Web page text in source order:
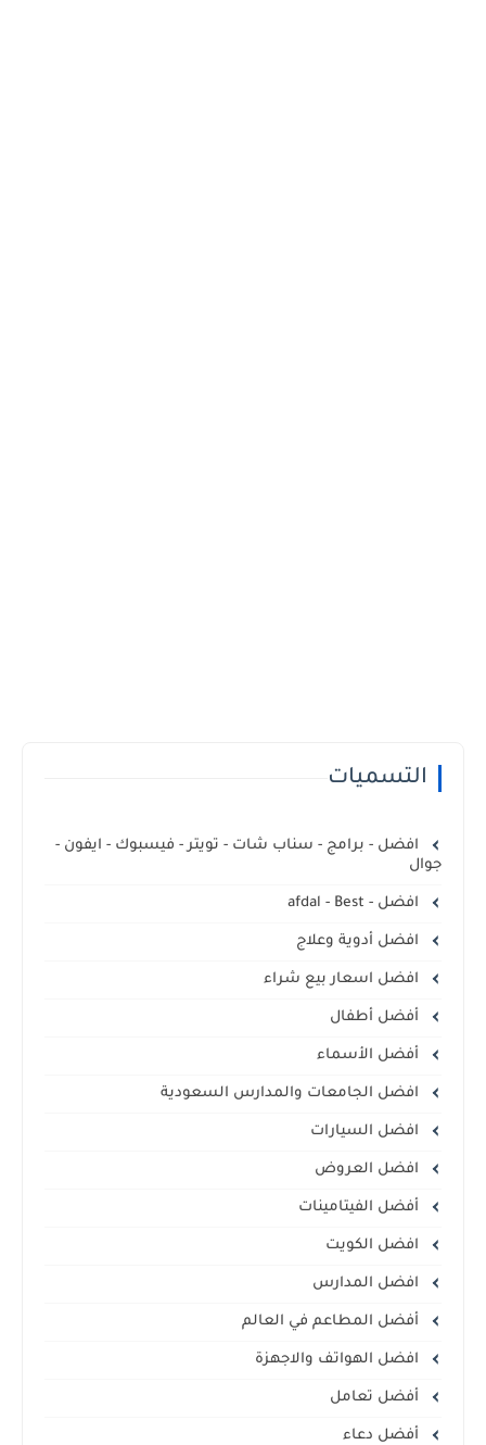
التسميات
افضل - برامج - سناب شات - تويتر - فيسبوك - ايفون -
جوال
افضل - afdal - Best
افضل أدوية وعلاج
افضل اسعار بيع شراء
أفضل أطفال
أفضل الأسماء
افضل الجامعات والمدارس السعودية
افضل السيارات
افضل العروض
أفضل الفيتامينات
افضل الكويت
افضل المدارس
أفضل المطاعم في العالم
افضل الهواتف والاجهزة
أفضل تعامل
أفضل دعاء